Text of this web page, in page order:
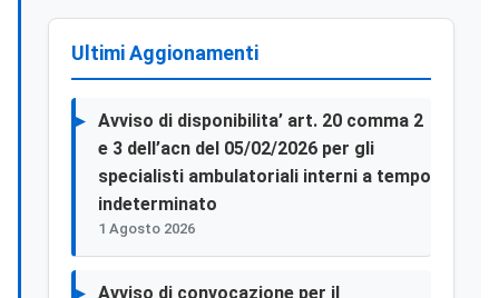
Ultimi Aggionamenti
Avviso di disponibilita’ art. 20 comma 2
e 3 dell’acn del 05/02/2026 per gli
specialisti ambulatoriali interni a tempo
indeterminato
1 Agosto 2026
Avviso di convocazione per il